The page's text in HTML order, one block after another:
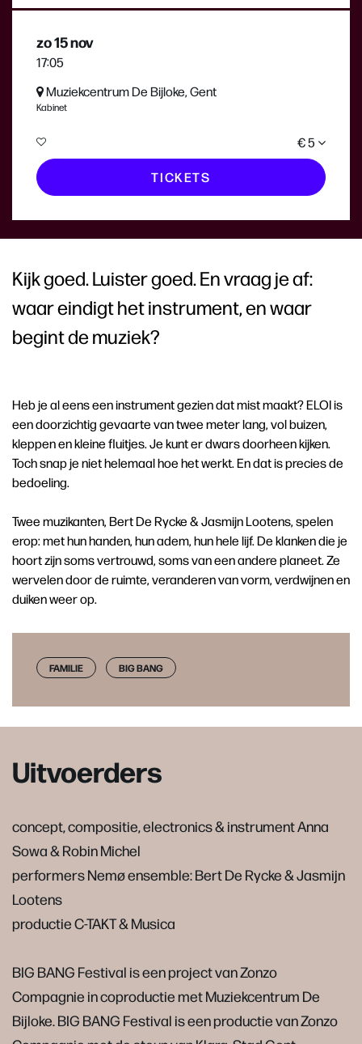
zo 15 nov
17:05
Muziekcentrum De Bijloke, Gent
Kabinet
€ 5
TICKETS
Kijk goed. Luister goed. En vraag je af:
waar eindigt het instrument, en waar
begint de muziek?
Heb je al eens een instrument gezien dat mist maakt? ELOI is
een doorzichtig gevaarte van twee meter lang, vol buizen,
kleppen en kleine fluitjes. Je kunt er dwars doorheen kijken.
Toch snap je niet helemaal hoe het werkt. En dat is precies de
bedoeling.
Twee muzikanten, Bert De Rycke & Jasmijn Lootens, spelen
erop: met hun handen, hun adem, hun hele lijf. De klanken die je
hoort zijn soms vertrouwd, soms van een andere planeet. Ze
wervelen door de ruimte, veranderen van vorm, verdwijnen en
duiken weer op.
FAMILIE BIG BANG
Uitvoerders
concept, compositie, electronics & instrument Anna
Sowa & Robin Michel
performers Nemø ensemble: Bert De Rycke & Jasmijn
Lootens
productie C-TAKT & Musica
BIG BANG Festival is een project van Zonzo
Compagnie in coproductie met Muziekcentrum De
Bijloke. BIG BANG Festival is een productie van Zonzo